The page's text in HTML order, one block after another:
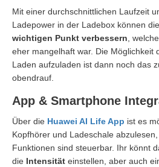
Mit einer durchschnittlichen Laufzeit
Ladepower in der Ladebox können
wichtigen Punkt verbessern ,
eher mangelhaft war. Die Möglichkeit
Laden aufzuladen ist dann noch das
obendrauf.
App & Smartphone
Über die Huawei AI Life App ist es
Kopfhörer und Ladeschale
Funktionen sind steuerbar. Ihr könnt
die Intensität einstellen, aber auch